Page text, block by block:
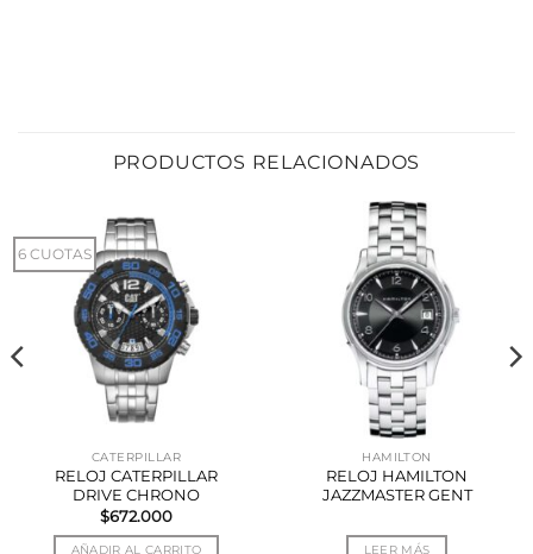
PRODUCTOS RELACIONADOS
6 CUOTAS
CATERPILLAR
RELOJ CATERPILLAR
DRIVE CHRONO
$672.000
AÑADIR AL CARRITO
HAMILTON
RELOJ HAMILTON
JAZZMASTER GENT
LEER MÁS